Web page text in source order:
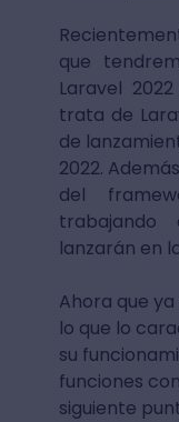
que
Laravel
trata de
de
2022.
del
lanzarán en
Ahora que
lo que lo
su
funciones
siguiente